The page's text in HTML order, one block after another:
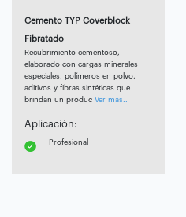
Cemento TYP Coverblock
Fibratado
Recubrimiento cementoso,
elaborado con cargas minerales
especiales, polímeros en polvo,
aditivos y fibras sintéticas que
brindan un produc Ver más..
Aplicación:
Profesional